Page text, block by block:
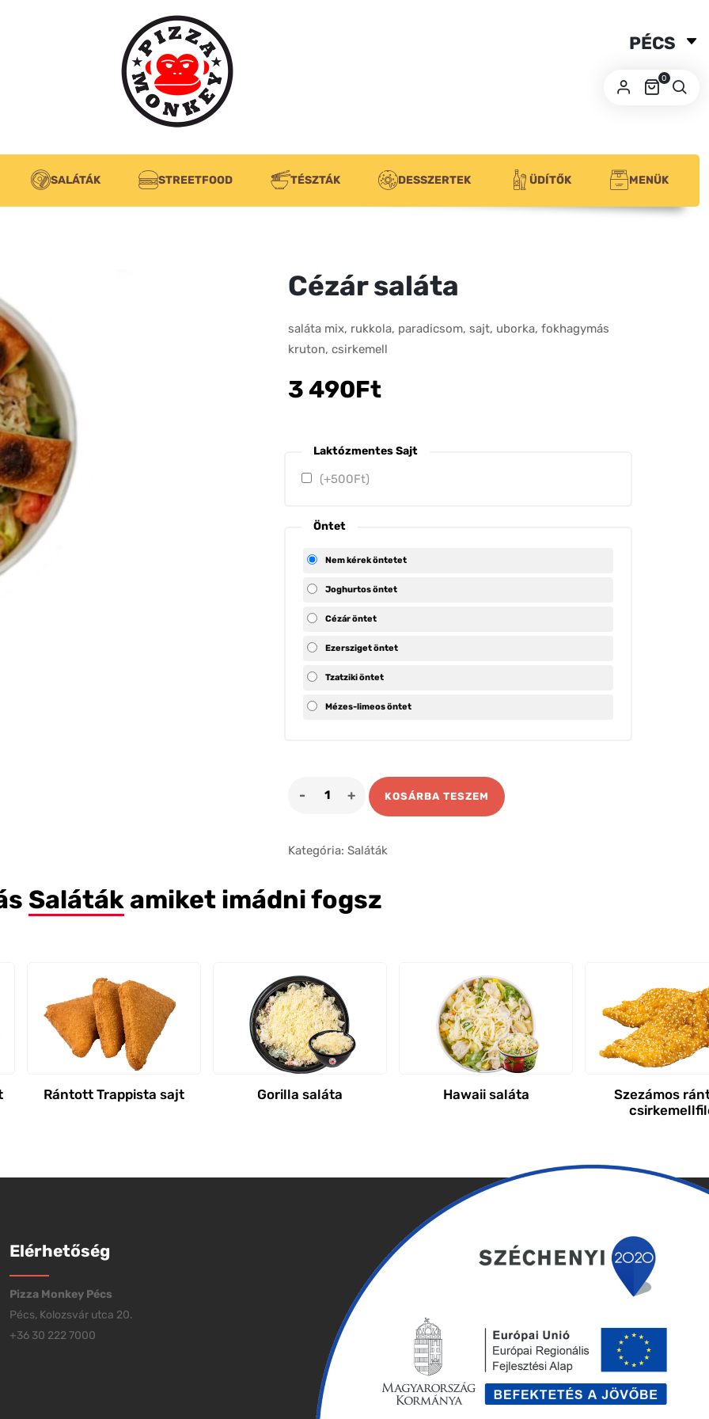
PÉCS
0
SALÁTÁK STREETFOOD TÉSZTÁK DESSZERTEK ÜDÍTŐK MENÜK
Cézár saláta
saláta mix, rukkola, paradicsom, sajt, uborka, fokhagymás
kruton, csirkemell
3 490Ft
Laktózmentes Sajt
(+500Ft)
Öntet
Nem kérek öntetet
Joghurtos öntet
Cézár öntet
Ezersziget öntet
Tzatziki öntet
Mézes-limeos öntet
KOSÁRBA TESZEM
Kategória: Saláták
Salátákamiket imádni fogsz
Rántott Trappista sajt Gorilla saláta Hawaii saláta
Szezámos
Elérhetőség
Pizza Monkey Pécs
Pécs, Kolozsvár utca 20.
+36 30 222 7000